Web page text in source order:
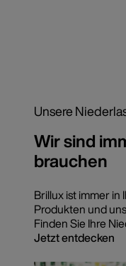
Unsere
Wir sind
brauchen
Brillux ist immer in
Produkten und
Finden Sie Ihre
Jetzt entdecken